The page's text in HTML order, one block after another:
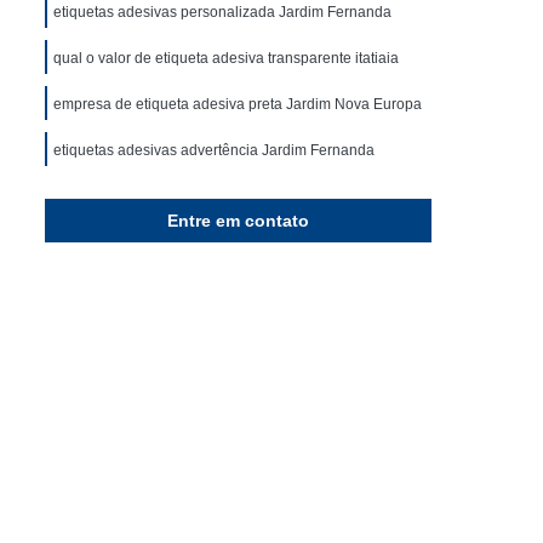
Rolo de Etiqueta Adesiva
Rolo Etiqueta Térmica
Empresa de Rótulos
etiquetas adesivas personalizada Jardim Fernanda
qual o valor de etiqueta adesiva transparente itatiaia
empresa de etiqueta adesiva preta Jardim Nova Europa
etiquetas adesivas advertência Jardim Fernanda
qual o valor de etiqueta adesiva Jardim Alice
empresa de etiqueta adesiva removível Jardim Campo
Entre em contato